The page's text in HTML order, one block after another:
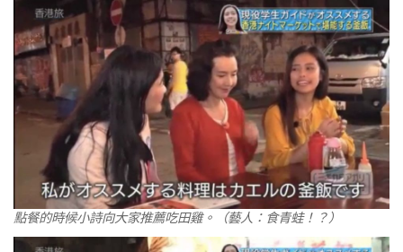
點餐的時候小詩向大家推薦吃田雞。（藝人：食青蛙！？）